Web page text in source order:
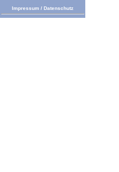
Impressum / Datenschutz